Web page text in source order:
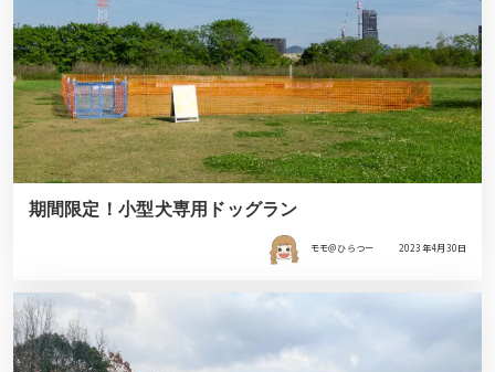
期間限定！小型犬専用ドッグラン
モモ＠ひらつー 2023年4月30日